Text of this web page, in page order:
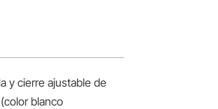
y cierre ajustable de
blanco